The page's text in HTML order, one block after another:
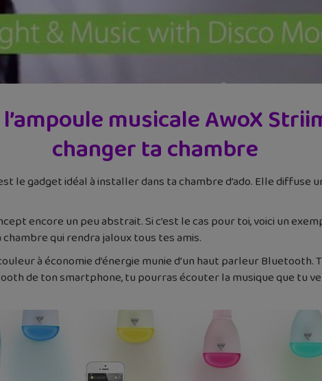
musicale AwoX
changer ta chambre
le gadget idéal à installer dans ta chambre d’ado. Elle
encore un peu abstrait. Si c’est le cas pour toi, voici un
qui rendra jaloux tous tes amis.
à économie d’énergie munie d’un haut parleur
de ton smartphone, tu pourras écouter la musique que tu